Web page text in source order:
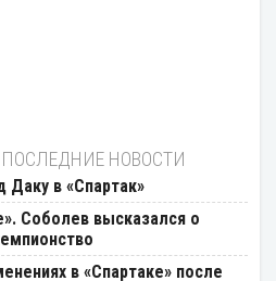
НОВОСТИ
Даку в «Спартак»
Соболев высказался о
в «Спартаке» после